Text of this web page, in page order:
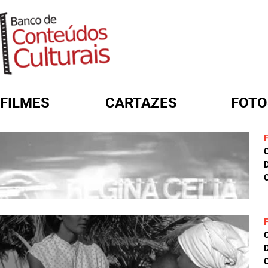
FILMES CARTAZES
FORMULÁRIO DE BUSCA